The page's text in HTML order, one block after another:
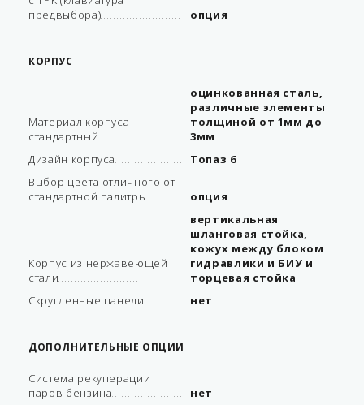
предвыбора)
опция
КОРПУС
Материал корпуса
стандартный
оцинкованная сталь,
различные элементы
толщиной от 1мм до
3мм
Дизайн корпуса
Топаз 6
Выбор цвета отличного от
стандартной палитры
опция
Корпус из нержавеющей
стали
вертикальная
шланговая стойка,
кожух между блоком
гидравлики и БИУ и
торцевая стойка
Скругленные панели
нет
ДОПОЛНИТЕЛЬНЫЕ ОПЦИИ
Система рекуперации
паров бензина
нет